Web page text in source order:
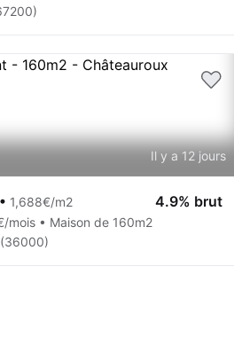
Il y a 12 jours
• 1,688€/m2 4.9% brut
mois • Maison de 160m2